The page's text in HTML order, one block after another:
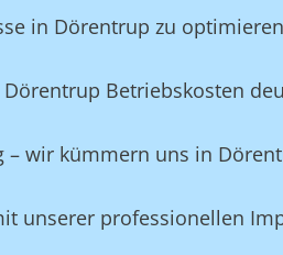
in Dörentrup zu
Betriebskosten
– wir kümmern uns in
unserer professionellen